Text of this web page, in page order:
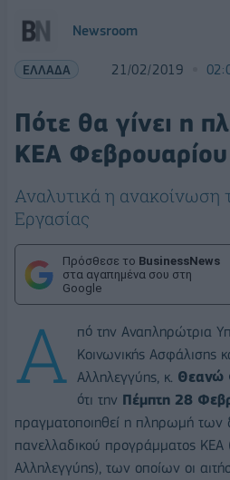
Newsroom
ΕΛΛΑΔΑ 21/02/2019
Πότε θα γίνει η
ΚΕΑ Φεβρουαρίου
Αναλυτικά η ανακοίνωση
Εργασίας
Πρόσθεσε το BusinessNews
στα αγαπημένα σου στη
Google
Α
πό την Αναπληρώτρια
Κοινωνικής Ασφάλισης
Αλληλεγγύης, κ. Θεανώ
ότι την Πέμπτη 28
πραγματοποιηθεί η πληρωμή των
πανελλαδικού προγράμματος ΚΕΑ
Αλληλεγγύης), των οποίων οι